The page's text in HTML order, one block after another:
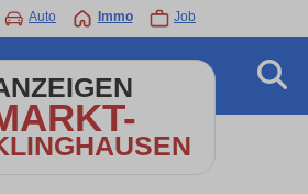
Auto Immo Job